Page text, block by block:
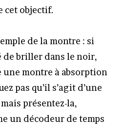
cet objectif.
de la montre : si
de briller dans le noir,
une montre à absorption
pas qu’il s’agit d’une
présentez-la,
un décodeur de temps